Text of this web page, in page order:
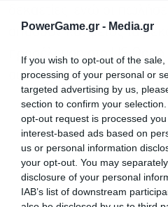
PowerGame.gr - Media.gr
If you wish to opt-out of the
processing of your personal or
targeted advertising by us,
section to confirm your
opt-out request is processed
interest-based ads based on
us or personal information
your opt-out. You may
disclosure of your personal
IAB’s list of downstream
σπάσουν και φέτος τα
προσέλευση στο US Open
αυξάνεται.